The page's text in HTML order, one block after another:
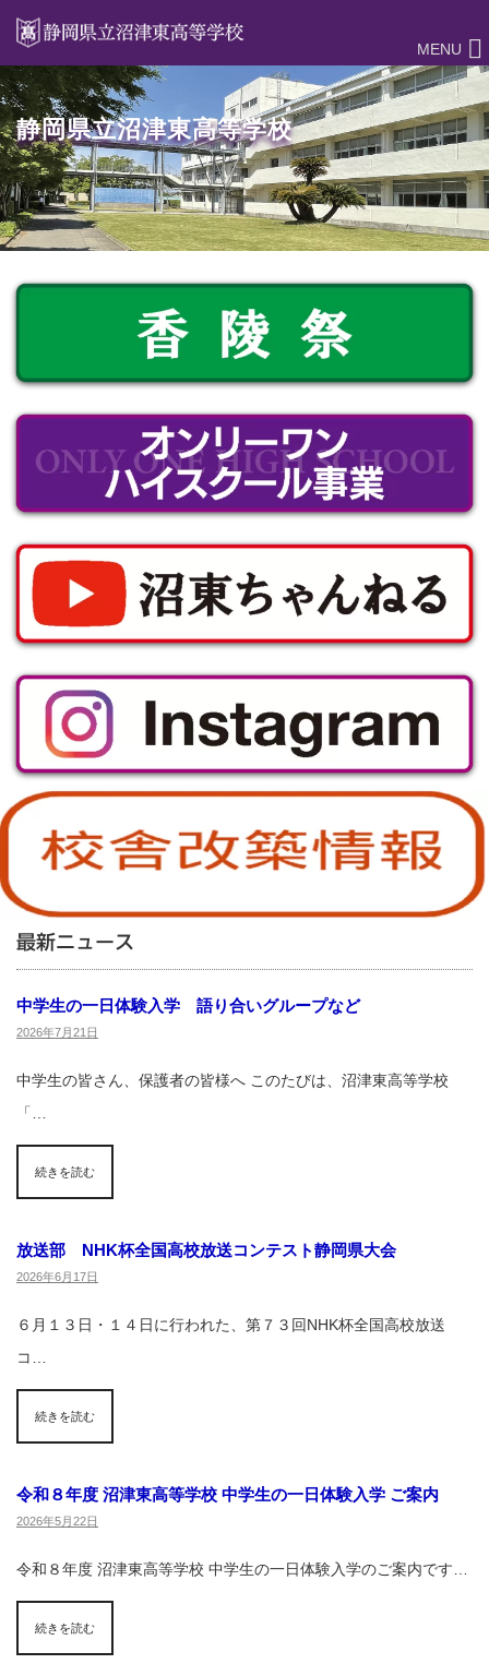
MENU
静岡県立沼津東高等学校
最新ニュース
中学生の一日体験入学 語り合いグループなど
2026年7月21日
中学生の皆さん、保護者の皆様へ このたびは、沼津東高等学校
「…
続きを読む
放送部 NHK杯全国高校放送コンテスト静岡県大会
2026年6月17日
６月１３日・１４日に行われた、第７３回NHK杯全国高校放送
コ…
続きを読む
令和８年度 沼津東高等学校 中学生の一日体験入学 ご案内
2026年5月22日
令和８年度 沼津東高等学校 中学生の一日体験入学のご案内です…
続きを読む